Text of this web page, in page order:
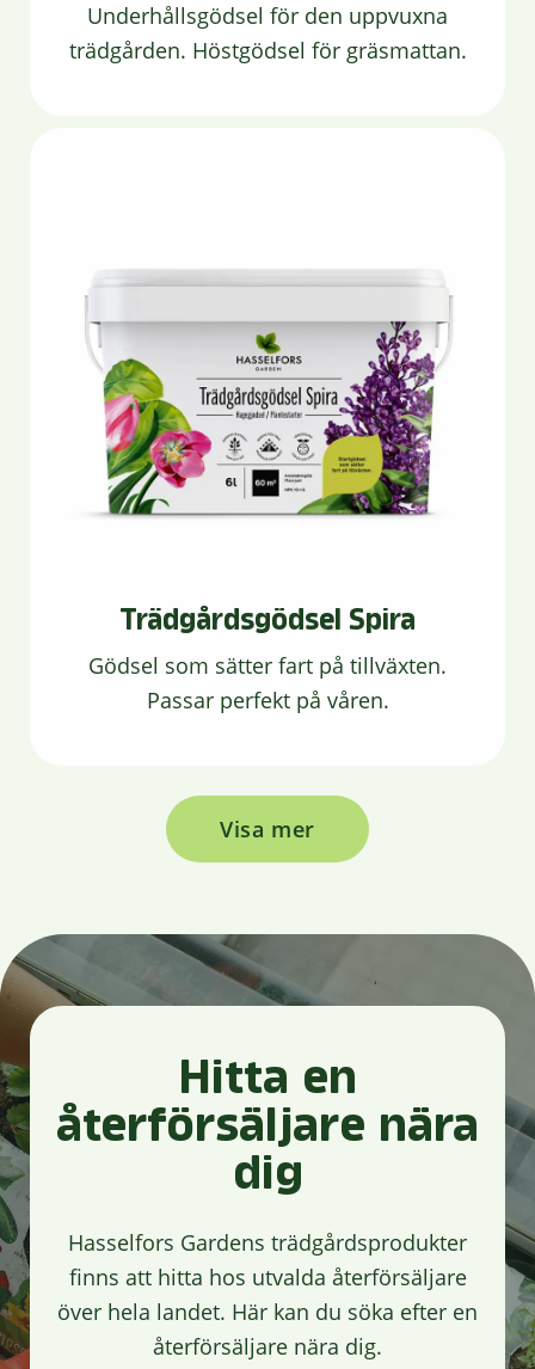
Underhållsgödsel för den uppvuxna
trädgården. Höstgödsel för gräsmattan.
Trädgårdsgödsel Spira
Gödsel som sätter fart på tillväxten.
Passar perfekt på våren.
Visa mer
Hitta en
återförsäljare nära
dig
Hasselfors Gardens trädgårdsprodukter
finns att hitta hos utvalda återförsäljare
över hela landet. Här kan du söka efter en
återförsäljare nära dig.